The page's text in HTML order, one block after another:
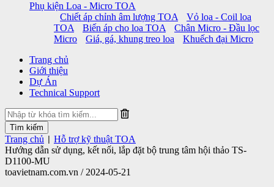
Phụ kiện Loa - Micro TOA
Chiết áp chỉnh âm lượng TOA
Vỏ loa - Coil loa
TOA
Biến áp cho loa TOA
Chân Micro - Đầu lọc
Micro
Giá, gá, khung treo loa
Khuếch đại Micro
Trang chủ
Giới thiệu
Dự Án
Technical Support
Trang chủ
Hỗ trợ kỹ thuật TOA
Hướng dẫn sử dụng, kết nối, lắp đặt bộ trung tâm hội thảo TS-
D1100-MU
toavietnam.com.vn / 2024-05-21